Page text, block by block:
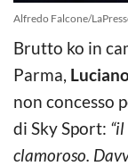
Alfredo Falcone/
Brutto ko in
Parma,
non concesso
di Sky Sport:
clamoroso.